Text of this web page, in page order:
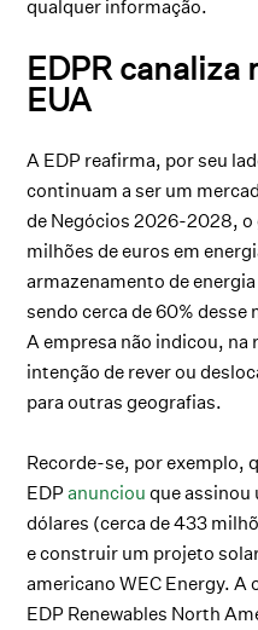
qualquer informação.
EDPR canaliza
EUA
A EDP reafirma, por seu
continuam a ser um
de Negócios 2026-2028,
milhões de euros em
armazenamento de
sendo cerca de 60%
A empresa não indicou,
intenção de rever ou
para outras geografias.
Recorde-se, por exemplo,
EDPanunciou que assinou
dólares (cerca de 433
e construir um projeto
americano WEC Energy. A
EDP Renewables North